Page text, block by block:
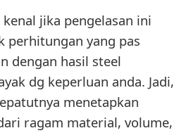
jika pengelasan ini
perhitungan yang pas
dengan hasil steel
dg keperluan anda. Jadi,
menetapkan
ragam material, volume,